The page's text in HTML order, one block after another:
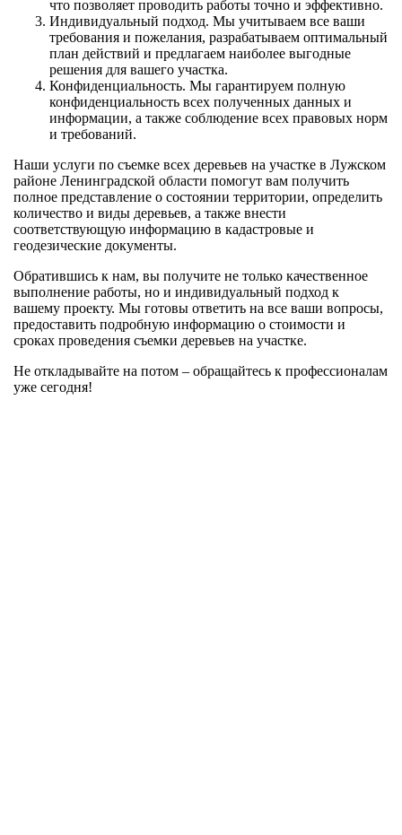
что позволяет проводить работы точно и эффективно.
Индивидуальный подход. Мы учитываем все ваши
требования и пожелания, разрабатываем оптимальный
план действий и предлагаем наиболее выгодные
решения для вашего участка.
Конфиденциальность. Мы гарантируем полную
конфиденциальность всех полученных данных и
информации, а также соблюдение всех правовых норм
и требований.
Наши услуги по съемке всех деревьев на участке в Лужском
районе Ленинградской области помогут вам получить
полное представление о состоянии территории, определить
количество и виды деревьев, а также внести
соответствующую информацию в кадастровые и
геодезические документы.
Обратившись к нам, вы получите не только качественное
выполнение работы, но и индивидуальный подход к
вашему проекту. Мы готовы ответить на все ваши вопросы,
предоставить подробную информацию о стоимости и
сроках проведения съемки деревьев на участке.
Не откладывайте на потом – обращайтесь к профессионалам
уже сегодня!